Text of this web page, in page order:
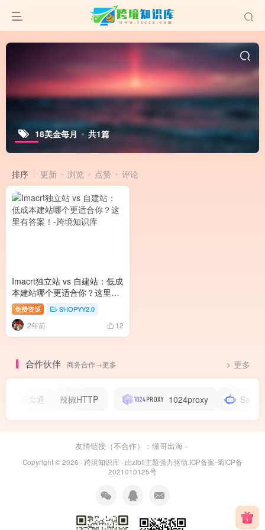
18美金每月 共1篇
排序 更新 浏览 点赞 评论
Imacrt独立站 vs 自建站：低成
本建站哪个更适合你？这里有
答案！
免费资源 SHOPYY2.0
2年前 12
合作伙伴 商务合作→更多 更多
全卖通 辣椒HTTP 1024proxy
友情链接（不合作）： 懂哥出海 ·
Copyright © 2026 · 跨境知识库 · 由zibll主题强力驱动.ICP备案-蜀ICP备
2021010125号